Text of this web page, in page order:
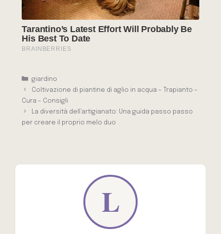
Categorie
giardino
Coltivazione di piantine di aglio in acqua – Trapianto –
Cura – Consigli
La diversità dell’artigianato: Una guida passo passo
per creare il proprio melo duo